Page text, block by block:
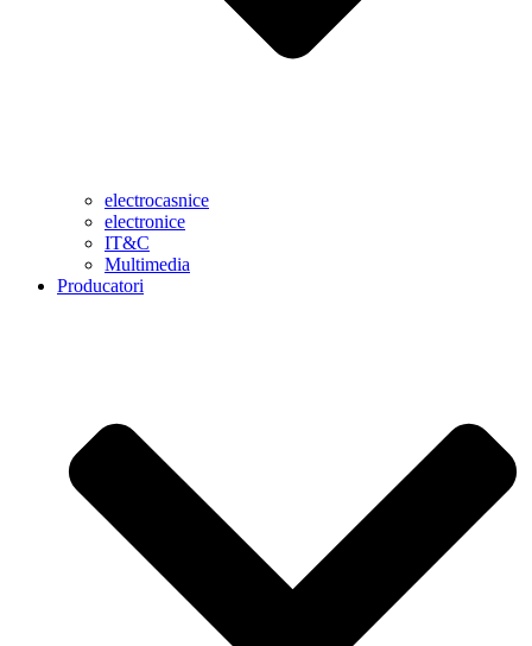
electrocasnice
electronice
IT&C
Multimedia
Producatori